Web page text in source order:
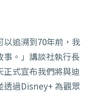
以追溯到70年前，我
事。」講談社執行長
式宣布我們將與迪
透過Disney+ 為觀眾